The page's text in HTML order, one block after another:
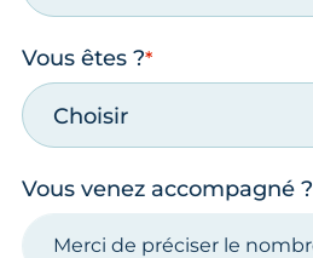
Vous êtes ?
Choisir
Vous venez accompagné ?